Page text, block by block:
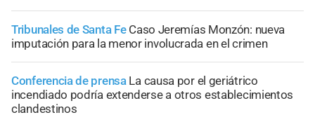
Tribunales de Santa Fe Caso Jeremías Monzón: nueva
imputación para la menor involucrada en el crimen
Conferencia de prensa La causa por el geriátrico
incendiado podría extenderse a otros establecimientos
clandestinos